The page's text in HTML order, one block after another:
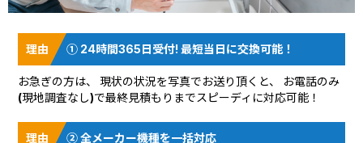
① 24時間365日受付! 最短当日に交換可能！
お急ぎの方は、 現状の状況を写真でお送り頂く と、 お電話のみ
(現地調査なし)で最終見積もりまでスピーディに対応可能！
② 全メーカー機種を一括対応